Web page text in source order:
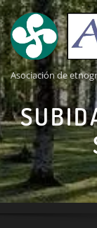
Saltar
al
contenido
Asociación de